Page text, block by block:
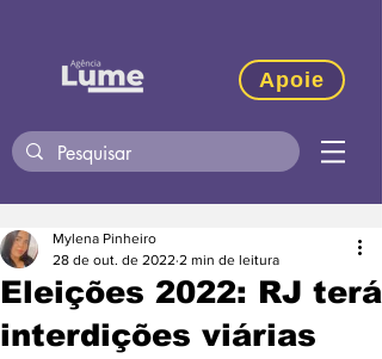
Apoie
Eleições 2022: RJ terá
interdições viárias
Mylena Pinheiro
28 de out. de 2022 2 min de leitura